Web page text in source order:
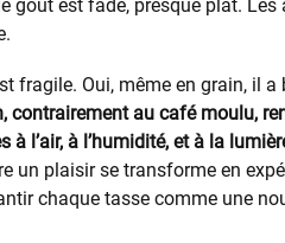
goût est fade, presque plat.
fragile. Oui, même en grain, il
contrairement au café moulu,
l’air, à l’humidité, et à la
un plaisir se transforme en
chaque tasse comme une